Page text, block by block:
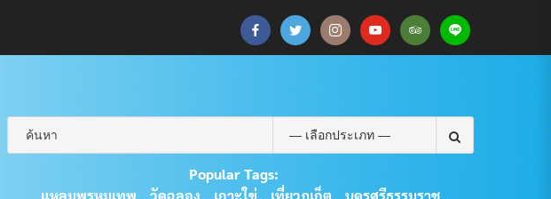
CHECKOUT
SAMPLE
บทความ
ยินดี
PHUKET
เกี่ยว
แพ็คเกจ
Search
for:
Popular Tags: